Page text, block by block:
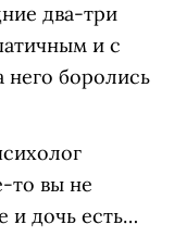
два-три
и с
него боролись
то вы не
и дочь есть…